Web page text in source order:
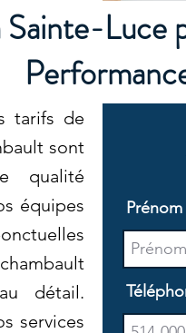
Sainte-
tarifs de
sont
qualité
équipes
détail.
services
Prénom